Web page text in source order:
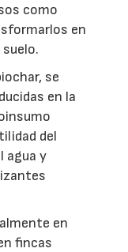
como
en
se
en la
del
agua y
en
fincas